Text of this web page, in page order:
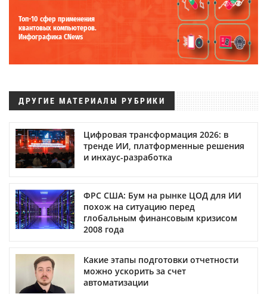
Топ-10 сфер применения
квантовых компьютеров.
Инфографика CNews
ДРУГИЕ МАТЕРИАЛЫ РУБРИКИ
Цифровая трансформация 2026: в
тренде ИИ, платформенные решения
и инхаус-разработка
ФРС США: Бум на рынке ЦОД для ИИ
похож на ситуацию перед
глобальным финансовым кризисом
2008 года
Какие этапы подготовки отчетности
можно ускорить за счет
автоматизации